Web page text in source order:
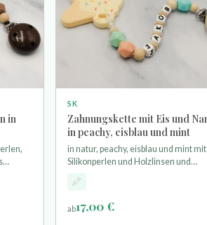
in
SK
Zahnungskette mit Eis und
in peachy, eisblau und mint
in natur, peachy, eisblau und mint mit
Silikonperlen und Holzlinsen und
Hexagonperlen und einem Eis aus
ab17,00 €